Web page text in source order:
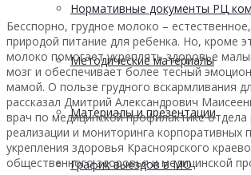
Нормативные документы РЦ
Методические материалы
Материалы и презентации
График выездов в МО
Бесспорно, грудное молоко –
природой питание для ребенка. Но, кроме
молоко помогает укреплять здоровье
мозг и обеспечивает более тесный
мамой. О пользе грудного вскармливания
рассказал Дмитрий Александрович
врач по медицинской профилактике отдела
реализации и мониторинга корпоративных
укрепления здоровья Красноярского
общественного здоровья и медицинской